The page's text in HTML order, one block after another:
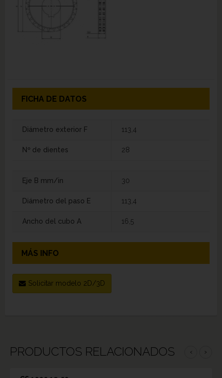
FICHA DE DATOS
Diámetro exterior F 113,4
Nº de dientes 28
Eje B mm/in 30
Diámetro del paso E 113,4
Ancho del cubo A 16,5
MÁS INFO
Solicitar modelo 2D/3D
PRODUCTOS RELACIONADOS ‹ ›